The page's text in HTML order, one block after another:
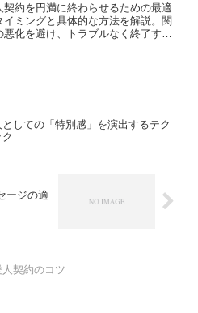
契約を円満に終わらせるための最適
イミングと具体的な方法を解説。関
悪化を避け、トラブルなく終了する
としての「特別感」を演出するテク
ク
ージの適
契約のコツ